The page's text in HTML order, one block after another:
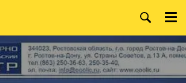
+7 (863) 250-36-63
+7 (863) 250-32-09
WhatsApp: